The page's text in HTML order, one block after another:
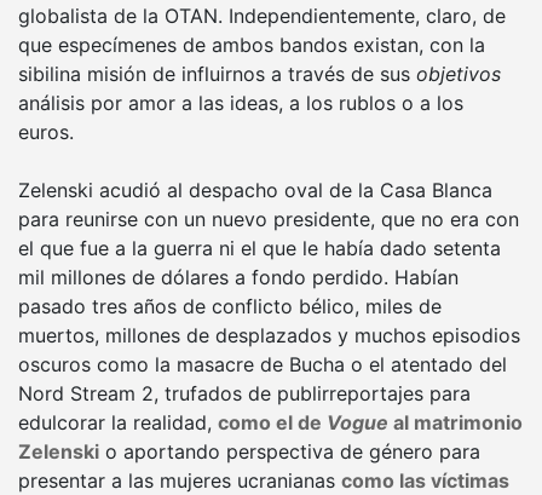
globalista de la OTAN. Independientemente, claro, de
que especímenes de ambos bandos existan, con la
sibilina misión de influirnos a través de sus objetivos
análisis por amor a las ideas, a los rublos o a los
euros.
Zelenski acudió al despacho oval de la Casa Blanca
para reunirse con un nuevo presidente, que no era con
el que fue a la guerra ni el que le había dado setenta
mil millones de dólares a fondo perdido. Habían
pasado tres años de conflicto bélico, miles de
muertos, millones de desplazados y muchos episodios
oscuros como la masacre de Bucha o el atentado del
Nord Stream 2, trufados de publirreportajes para
edulcorar la realidad, como el de Vogue al matrimonio
Zelenski o aportando perspectiva de género para
presentar a las mujeres ucranianas como las víctimas